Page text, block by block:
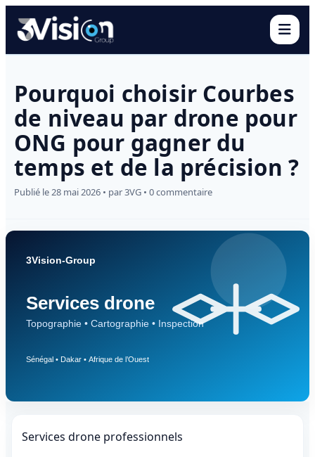
Pourquoi choisir Courbes
de niveau par drone pour
ONG pour gagner du
temps et de la précision ?
Publié le 28 mai 2026 • par 3VG • 0 commentaire
Services drone professionnels